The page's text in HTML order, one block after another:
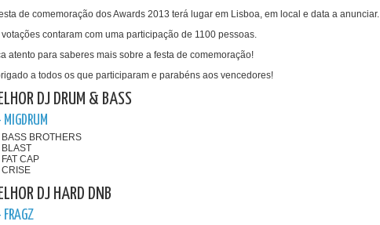
de comemoração dos Awards 2013 terá lugar em Lisboa, em local e data a anunciar.
votações contaram com uma participação de 1100 pessoas.
atento para saberes mais sobre a festa de comemoração!
a todos os que participaram e parabéns aos vencedores!
DJ DRUM & BASS
BASS BROTHERS
CAP
CRISE
DJ HARD DNB